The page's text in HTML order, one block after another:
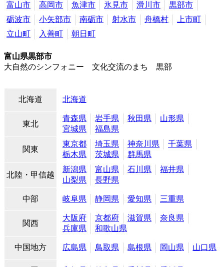
富山市 高岡市 魚津市 氷見市 滑川市
黒部市
砺波市
小矢部市 南砺市 射水市 舟橋村
上市町
立山町
入善町 朝日町
富山県黒部市
大自然のシンフォニー 文化交流のまち 黒部
北海道 北海道
東北
青森県 岩手県 秋田県
山形県
宮城県
福島県
関東
東京都 埼玉県 神奈川県
千葉県
栃木県
茨城県 群馬県
北陸・甲信越
新潟県 富山県 石川県
福井県
山梨県
長野県
中部 岐阜県 静岡県 愛知県 三重県
関西
大阪府 京都府 滋賀県
奈良県
兵庫県
和歌山県
中国地方 広島県 鳥取県 島根県 岡山県 山口県